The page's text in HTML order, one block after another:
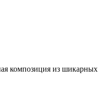
композиция из шикарных